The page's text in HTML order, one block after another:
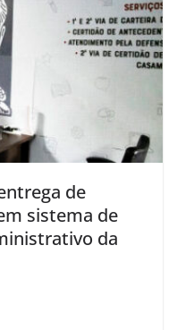
de
sistema de
da